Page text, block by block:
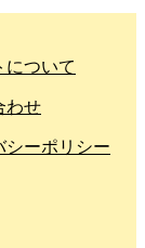
について
わせ
シーポリシー